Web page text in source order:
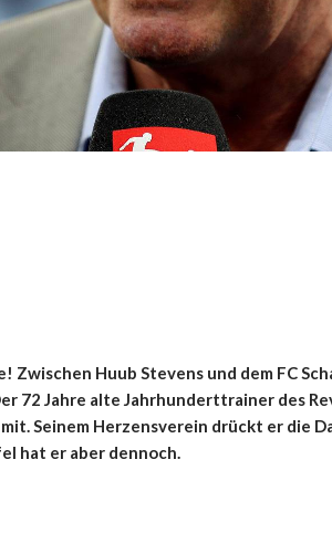
Zwischen Huub Stevens und dem FC
72 Jahre alte Jahrhunderttrainer des
Seinem Herzensverein drückt er die
hat er aber dennoch.